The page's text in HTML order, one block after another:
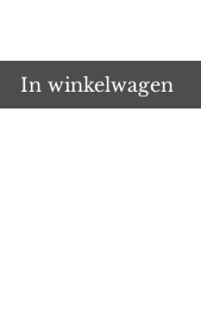
In winkelwagen